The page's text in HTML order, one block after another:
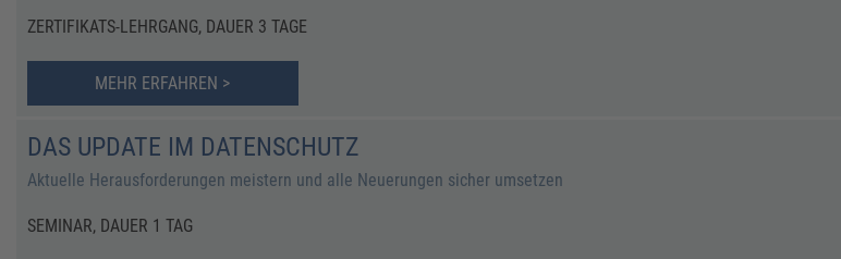
ZERTIFIKATS-LEHRGANG, DAUER 3 TAGE
MEHR ERFAHREN >
DAS UPDATE IM DATENSCHUTZ
Aktuelle Herausforderungen meistern und alle Neuerungen sicher umsetzen
SEMINAR, DAUER 1 TAG